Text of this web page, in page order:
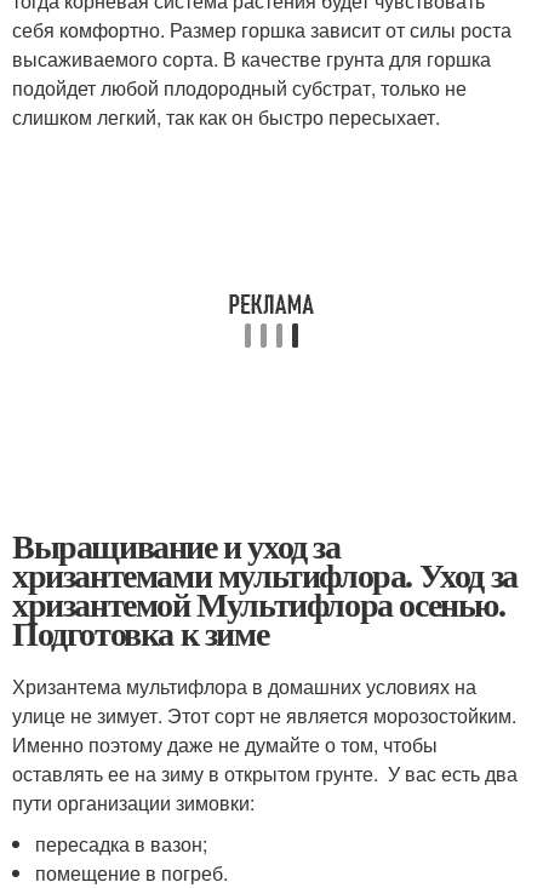
себя комфортно. Размер горшка зависит от силы роста
высаживаемого сорта. В качестве грунта для горшка
подойдет любой плодородный субстрат, только не
слишком легкий, так как он быстро пересыхает.
Выращивание и уход за
хризантемами мультифлора. Уход за
хризантемой Мультифлора осенью.
Подготовка к зиме
Хризантема мультифлора в домашних условиях на
улице не зимует. Этот сорт не является морозостойким.
Именно поэтому даже не думайте о том, чтобы
оставлять ее на зиму в открытом грунте. У вас есть два
пути организации зимовки:
пересадка в вазон;
помещение в погреб.